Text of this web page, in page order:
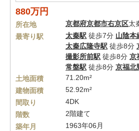
880万円
所在地 京都府京都市右京区太
最寄り駅
太秦駅 徒歩7分 山陰本
太秦広隆寺駅 徒歩8分
撮影所前駅 徒歩8分 京
常盤駅 徒歩8分 京福北
土地面積
71.20m²
建物面積
52.92m²
間取り
4DK
階数
2階建て
築年月
1963年06月